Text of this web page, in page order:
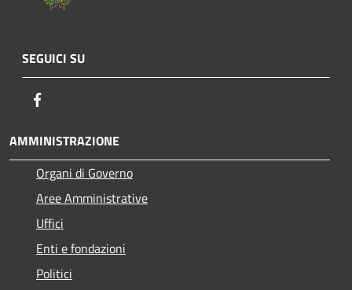
SEGUICI SU
AMMINISTRAZIONE
Organi di Governo
Aree Amministrative
Uffici
Enti e fondazioni
Politici